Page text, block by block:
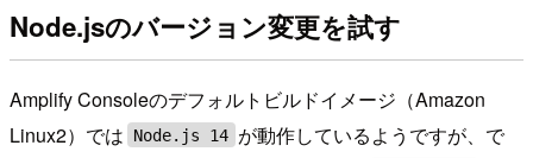
Node.jsのバージョン変更を試す
Amplify Consoleのデフォルトビルドイメージ（Amazon
Linux2）では
Node.js 14 が動作しているようですが、で